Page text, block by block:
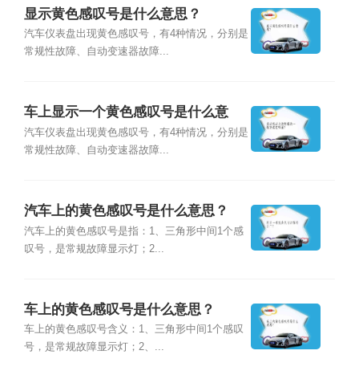
显示黄色感叹号是什么意思？
汽车仪表盘出现黄色感叹号，有4种情况，分别是
常规性故障、自动变速器故障...
车上显示一个黄色感叹号是什么意
思？
汽车仪表盘出现黄色感叹号，有4种情况，分别是
常规性故障、自动变速器故障...
汽车上的黄色感叹号是什么意思？
汽车上的黄色感叹号是指：1、三角形中间1个感
叹号，是常规故障显示灯；2...
车上的黄色感叹号是什么意思？
车上的黄色感叹号含义：1、三角形中间1个感叹
号，是常规故障显示灯；2、...